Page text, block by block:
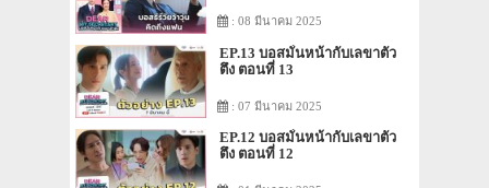
: 08 มีนาคม 2025
EP.13 บอสมั่นหน้ากับเลขาตัว
ตึง ตอนที่ 13
: 07 มีนาคม 2025
EP.12 บอสมั่นหน้ากับเลขาตัว
ตึง ตอนที่ 12